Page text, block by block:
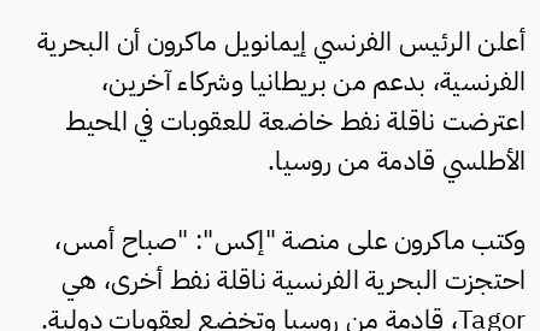
أعلن الرئيس الفرنسي إيمانويل ماكرون أن البحرية
الفرنسية، بدعم من بريطانيا وشركاء آخرين،
اعترضت ناقلة نفط خاضعة للعقوبات في المحيط
الأطلسي قادمة من روسيا.
وكتب ماكرون على منصة "إكس": "صباح أمس،
احتجزت البحرية الفرنسية ناقلة نفط أخرى، هي
Tagor، قادمة من روسيا وتخضع لعقوبات دولية.